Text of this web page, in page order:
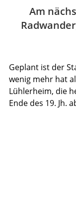
Am
Geplant ist der
wenig mehr hat
Lühlerheim, die
Ende des 19. Jh.